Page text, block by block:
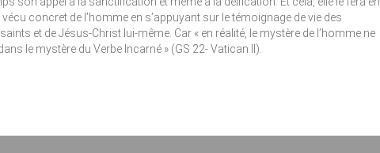
concret de l’homme en s’appuyant sur le témoignage de vie des
et de Jésus-Christ lui-même. Car « en réalité, le mystère de l’homme ne
le mystère du Verbe Incarné » (GS 22- Vatican II).